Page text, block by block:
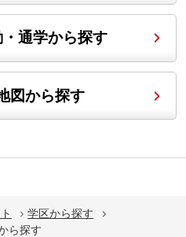
通学から探す
図から探す
学区から探す
ら探す